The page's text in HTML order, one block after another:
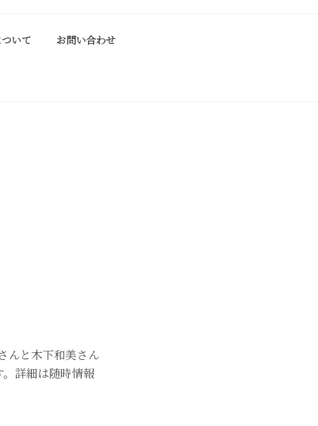
いて お問い合わせ
んと木下和美さん
詳細は随時情報